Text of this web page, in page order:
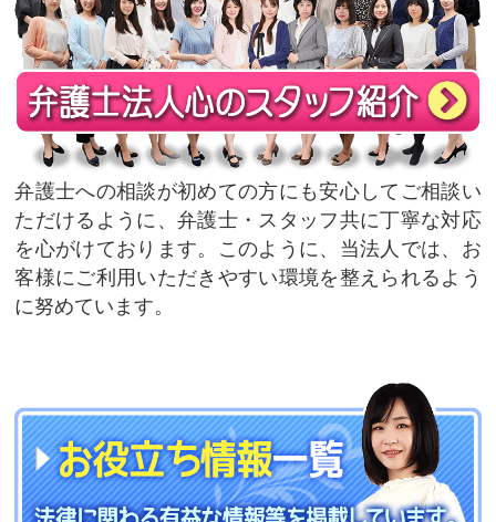
弁護士への相談が初めての方にも安心してご相談い
ただけるように、弁護士・スタッフ共に丁寧な対応
を心がけております。このように、当法人では、お
客様にご利用いただきやすい環境を整えられるよう
に努めています。